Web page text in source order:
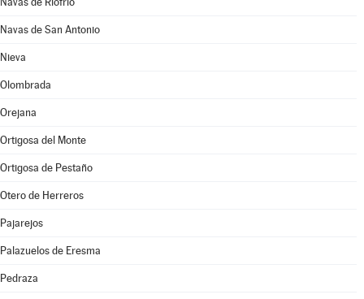
Navas de San Antonio
Nieva
Olombrada
Orejana
Ortigosa del Monte
Ortigosa de Pestaño
Otero de Herreros
Pajarejos
Palazuelos de Eresma
Pedraza